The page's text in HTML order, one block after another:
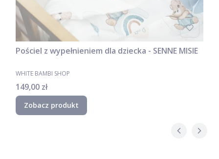
Pościel z wypełnieniem dla dziecka - SENNE MISIE
PRODUCENT
WHITE BAMBI SHOP
Cena
149,00 zł
Zobacz produkt